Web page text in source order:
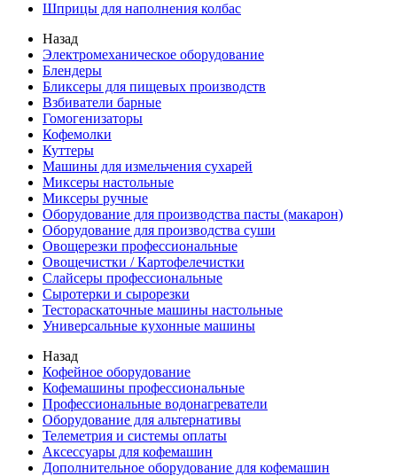
Шприцы для наполнения колбас
Назад
Электромеханическое оборудование
Блендеры
Бликсеры для пищевых производств
Взбиватели барные
Гомогенизаторы
Кофемолки
Куттеры
Машины для измельчения сухарей
Миксеры настольные
Миксеры ручные
Оборудование для производства пасты (макарон)
Оборудование для производства суши
Овощерезки профессиональные
Овощечистки / Картофелечистки
Слайсеры профессиональные
Сыротерки и сырорезки
Тестораскаточные машины настольные
Универсальные кухонные машины
Назад
Кофейное оборудование
Кофемашины профессиональные
Профессиональные водонагреватели
Оборудование для альтернативы
Телеметрия и системы оплаты
Аксессуары для кофемашин
Дополнительное оборудование для кофемашин